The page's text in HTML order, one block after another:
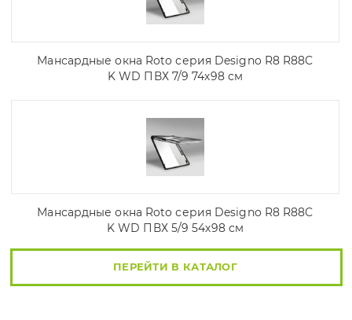
Мансардные окна Roto серия Designo R8 R88C
K WD ПВХ 7/9 74х98 см
Мансардные окна Roto серия Designo R8 R88C
K WD ПВХ 5/9 54х98 см
ПЕРЕЙТИ В КАТАЛОГ